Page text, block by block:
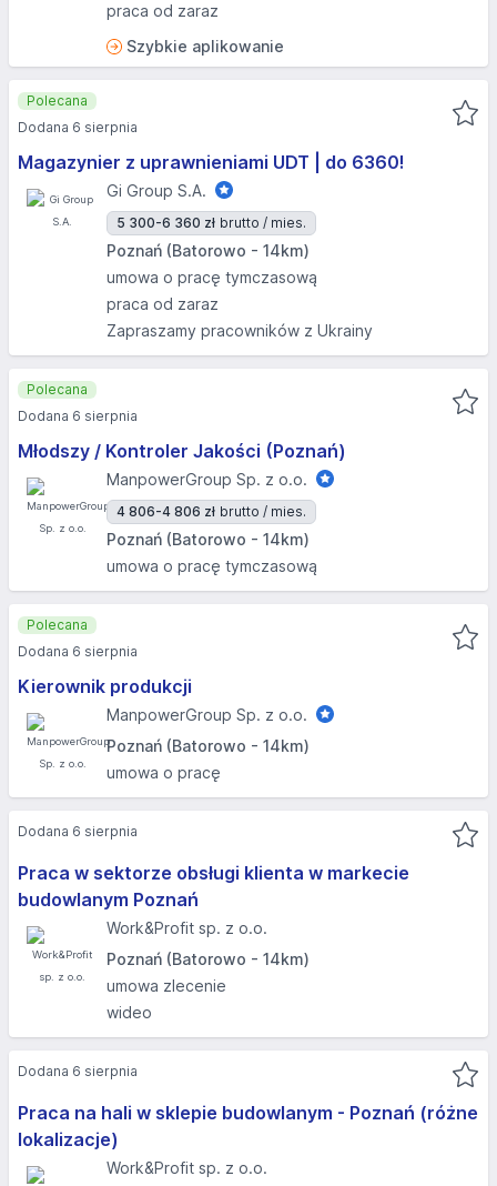
praca od zaraz
Szybkie aplikowanie
Magazynier z uprawnieniami UDT | do 6360!
Gi Group S.A.
5 300-6 360 zł brutto / mies.
Poznań (Batorowo - 14km)
umowa o pracę tymczasową
praca od zaraz
Zapraszamy pracowników z Ukrainy
Polecana
Dodana 6 sierpnia
Młodszy / Kontroler Jakości (Poznań)
ManpowerGroup Sp. z o.o.
4 806-4 806 zł brutto / mies.
Poznań (Batorowo - 14km)
umowa o pracę tymczasową
Polecana
Dodana 6 sierpnia
Kierownik produkcji
ManpowerGroup Sp. z o.o.
Poznań (Batorowo - 14km)
umowa o pracę
Polecana
Dodana 6 sierpnia
Praca w sektorze obsługi klienta w markecie
budowlanym Poznań
Work&Profit sp. z o.o.
Poznań (Batorowo - 14km)
umowa zlecenie
wideo
Dodana 6 sierpnia
Praca na hali w sklepie budowlanym - Poznań (różne
lokalizacje)
Work&Profit sp. z o.o.
Dodana 6 sierpnia